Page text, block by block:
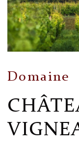
Domaine